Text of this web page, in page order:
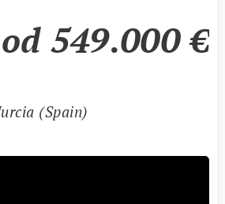
od 549.000 €
(Spain)